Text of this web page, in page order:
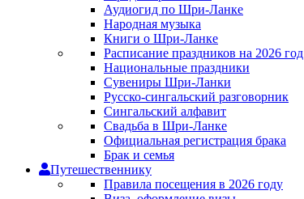
Аудиогид по Шри-Ланке
Народная музыка
Книги о Шри-Ланке
Расписание праздников на 2026 год
Национальные праздники
Сувениры Шри-Ланки
Русско-сингальский разговорник
Сингальский алфавит
Свадьба в Шри-Ланке
Официальная регистрация брака
Брак и семья
Путешественнику
Правила посещения в 2026 году